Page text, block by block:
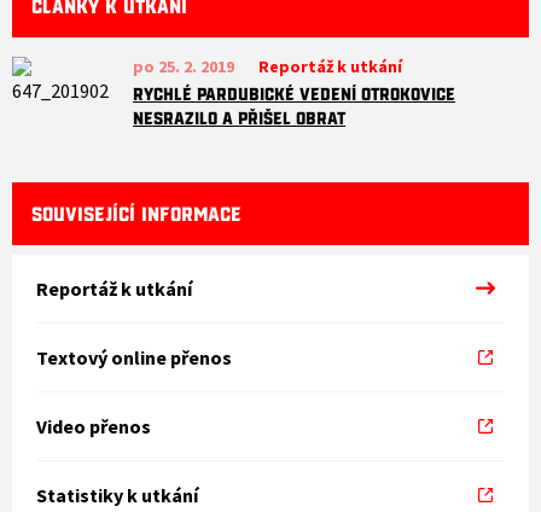
ČLÁNKY K UTKÁNÍ
po 25. 2. 2019 Reportáž k utkání
Rychlé pardubické vedení Otrokovice
nesrazilo a přišel obrat
SOUVISEJÍCÍ INFORMACE
Reportáž k utkání
Textový online přenos
Video přenos
Statistiky k utkání